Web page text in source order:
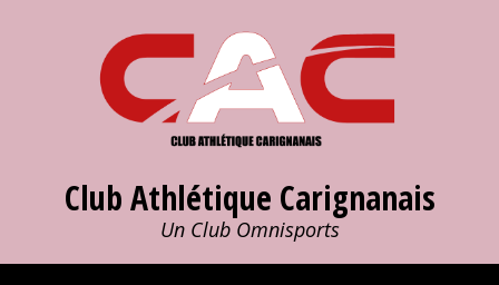
Club Athlétique Carignanais
Un Club Omnisports